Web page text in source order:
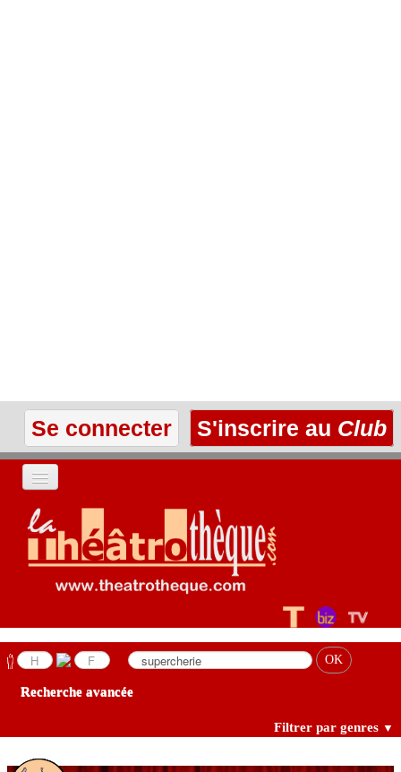
Se connecter S'inscrire au Club
ACCUEIL
LES TEXTES
LES ANNONCES
Recherche avancée
Filtrer par genres ▼